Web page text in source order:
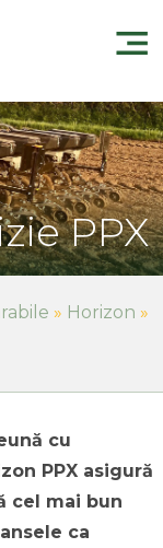
PPX
» Horizon »
cu
PPX asigură
cel mai bun
ca